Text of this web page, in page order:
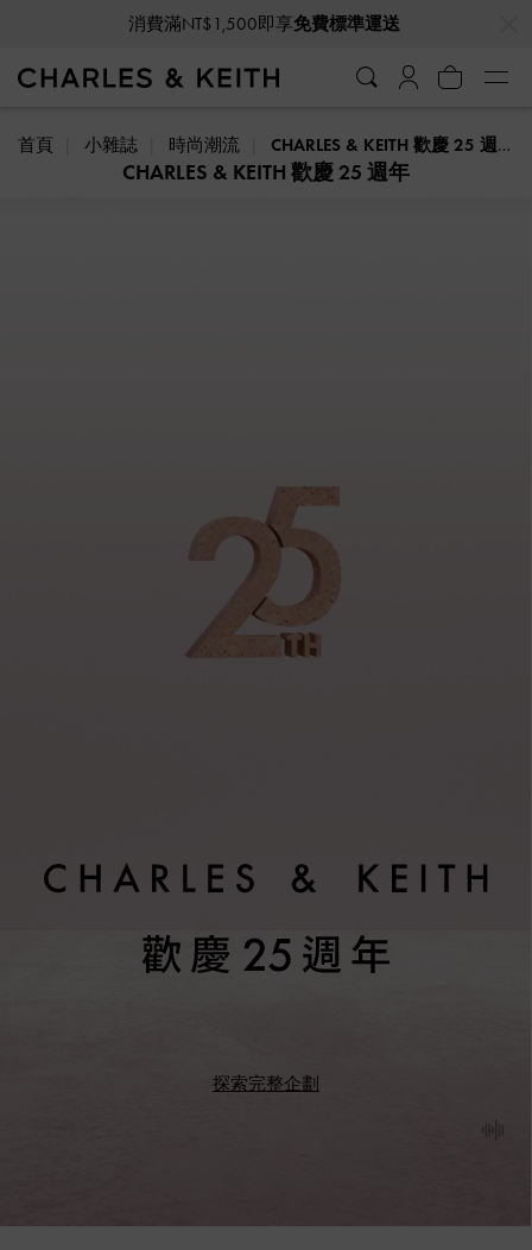
消費滿NT$1,500即享免費標準運送
首頁 小雜誌 時尚潮流 CHARLES & KEITH 歡慶 25 週年
CHARLES & KEITH 歡慶 25 週年
探索完整企劃